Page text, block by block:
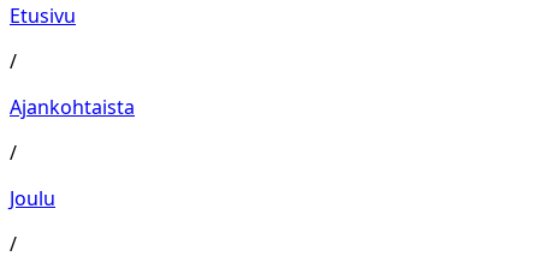
Etusivu
/
Ajankohtaista
/
Joulu
/